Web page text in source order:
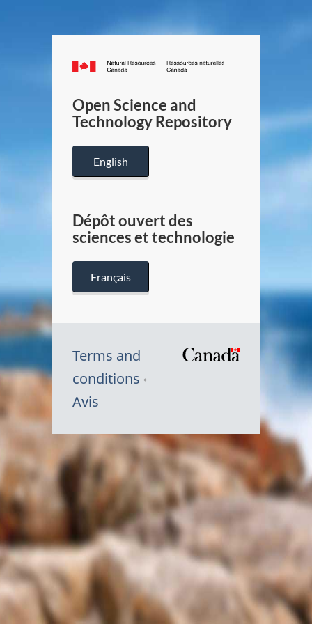
Canada.ca
/
Canada
Open Science and
Technology Repository
English
Dépôt ouvert des
sciences et technologie
Français
Terms and
conditions
Avis
Symbole
du
Canada